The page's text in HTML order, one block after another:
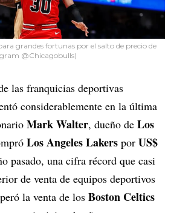
grandes fortunas por el salto de precio de
@Chicagobulls)
las franquicias deportivas
considerablemente en la última
Mark Walter, dueño de Los
Los Angeles Lakers por US$
pasado, una cifra récord que casi
de venta de equipos deportivos
la venta de los Boston Celtics